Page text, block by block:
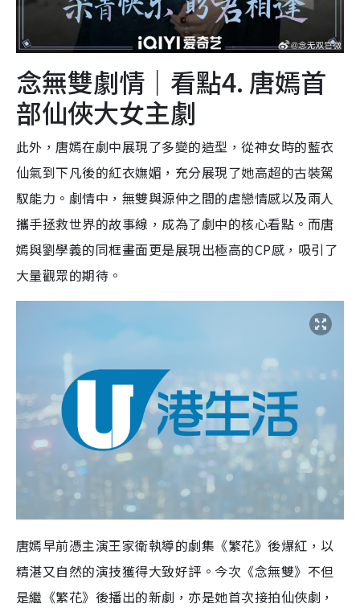
念無雙劇情｜看點4. 唐嫣首
部仙俠大女主劇
此外，唐嫣在劇中展現了多變的造型，從神女時的藍衣
仙氣到下凡後的紅衣嫵媚，充分展現了她高超的古裝駕
馭能力。劇情中，無雙與源仲之間的虐戀情感以及兩人
攜手拯救世界的故事線，成為了劇中的核心看點。而唐
嫣與劉學義的同框畫面更是展現出極高的CP感，吸引了
大量觀眾的期待。
唐嫣早前憑主演王家衛執導的劇集《繁花》後爆紅，以
精湛又自然的演技獲得大致好評。今次《念無雙》不但
是繼《繁花》後播出的新劇，亦是她首次接拍仙俠劇，